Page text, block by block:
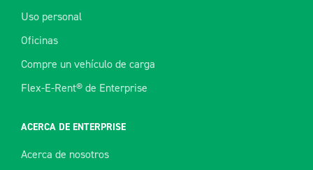
Uso personal
Oficinas
Compre un vehículo de carga
Flex-E-Rent® de Enterprise
ACERCA DE ENTERPRISE
Acerca de nosotros